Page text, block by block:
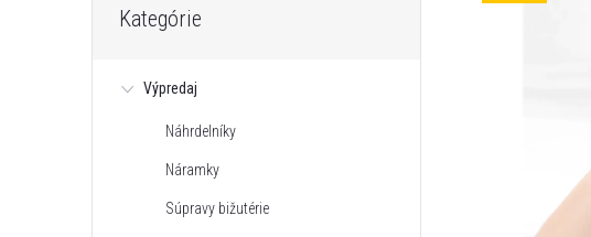
kategórie
Kategórie
Výpredaj
Náhrdelníky
Náramky
Súpravy bižutérie